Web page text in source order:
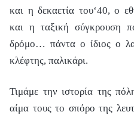
και η δεκαετία του‘40, ο
και η ταξική σύγκρουση
δρόμο… πάντα ο ίδιος ο
κλέφτης, παλικάρι.
Τιμάμε την ιστορία της
αίμα τους το σπόρο της